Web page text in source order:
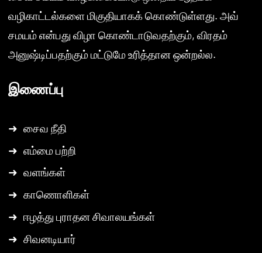
வழிகாட்டல்களை மிகுதியாகக் கொண்டுள்ளது. அவ்
சமயம் என்பது விழா கொண்டாடுவதற்கும், விரதம்
அனுஷ்டிப்பதற்கும் மட்டுமே உரித்தான ஒன்றல்ல.
இணைப்பு
➜ சைவ நீதி
➜ எம்மை பற்றி
➜ வளங்கள்
➜ காணொளிகள்
➜ ஈழத்து புராதன சிவாலயங்கள்
➜ சிவனடியார்